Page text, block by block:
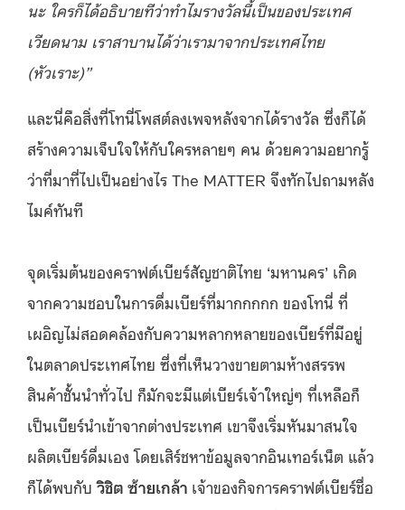
นะ ใครก็ได้อธิบายทีว่าทำไมรางวัลนี้เป็นของประเทศ
เวียดนาม เราสาบานได้ว่าเรามาจากประเทศไทย
(หัวเราะ)”
และนี่คือสิ่งที่โทนี่โพสต์ลงเพจหลังจากได้รางวัล ซึ่งก็ได้
สร้างความเจ็บใจให้กับใครหลายๆ คน ด้วยความอยากรู้
ว่าที่มาที่ไปเป็นอย่างไร The MATTER จึงทักไปถามหลัง
ไมค์ทันที
จุดเริ่มต้นของคราฟต์เบียร์สัญชาติไทย ‘มหานคร’ เกิด
จากความชอบในการดื่มเบียร์ที่มากกกกก ของโทนี่ ที่
เผอิญไม่สอดคล้องกับความหลากหลายของเบียร์ที่มีอยู่
ในตลาดประเทศไทย ซึ่งที่เห็นวางขายตามห้างสรรพ
สินค้าชั้นนำทั่วไป ก็มักจะมีแต่เบียร์เจ้าใหญ่ๆ ที่เหลือก็
เป็นเบียร์นำเข้าจากต่างประเทศ เขาจึงเริ่มหันมาสนใจ
ผลิตเบียร์ดื่มเอง โดยเสิร์ชหาข้อมูลจากอินเทอร์เน็ต แล้ว
ก็ได้พบกับวิชิต ซ้ายเกล้า เจ้าของกิจการคราฟต์เบียร์ชื่อ